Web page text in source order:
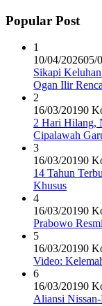
Popular Post
1
10/04/202605/
Sikapi
Ogan Ilir
2
16/03/20190
2 Hari Hilang,
Cipalawah
3
16/03/20190
14 Tahun
Khusus
4
16/03/20190
Prabowo
5
16/03/20190
Video:
6
16/03/20190
Aliansi